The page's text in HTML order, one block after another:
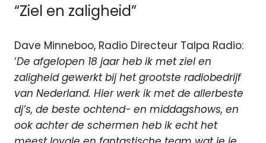
“Ziel en zaligheid”
Dave Minneboo, Radio Directeur Talpa Radio:
‘De afgelopen 18 jaar heb ik met ziel en
zaligheid gewerkt bij het grootste radiobedrijf
van Nederland. Hier werk ik met de allerbeste
dj’s, de beste ochtend- en middagshows, en
ook achter de schermen heb ik echt het